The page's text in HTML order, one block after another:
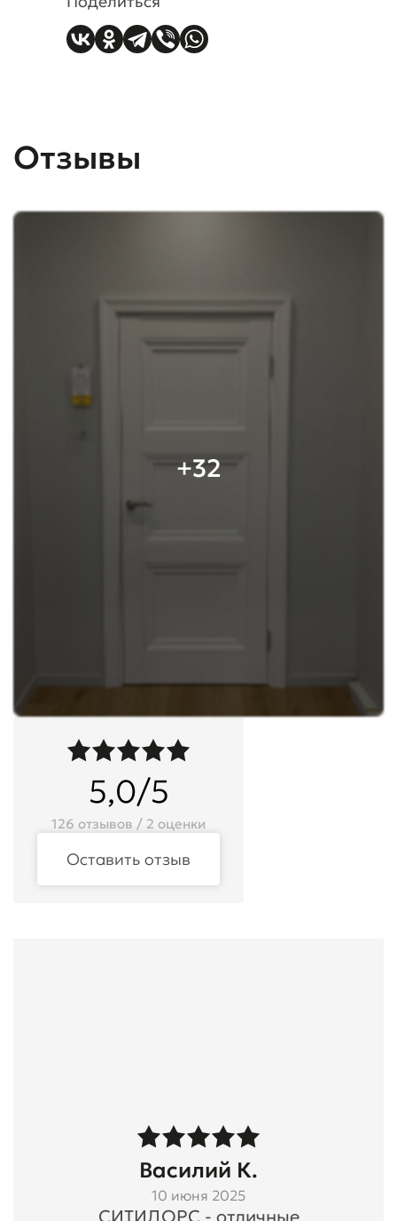
Отзывы
+32
5,0/5
126 отзывов / 2 оценки
Оставить отзыв
Василий К.
10 июня 2025